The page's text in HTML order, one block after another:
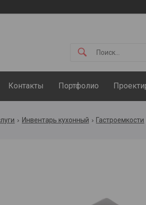
Контакты Портфолио
Инвентарь кухонный Гастроемкости